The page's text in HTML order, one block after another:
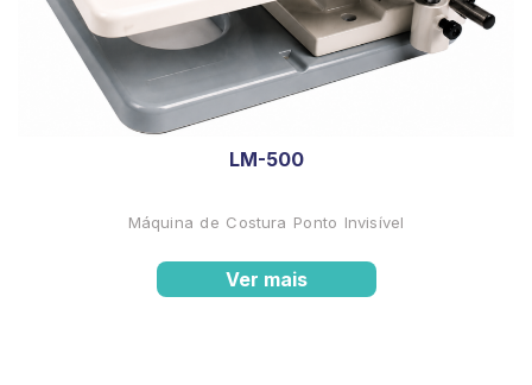
LM-500
Máquina de Costura Ponto Invisível
Ver mais